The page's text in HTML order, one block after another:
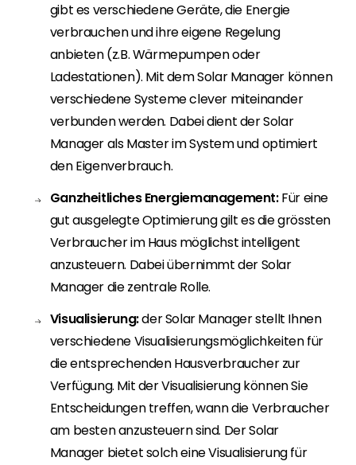
gibt es verschiedene Geräte, die Energie
verbrauchen und ihre eigene Regelung
anbieten (z.B. Wärmepumpen oder
Ladestationen). Mit dem Solar Manager können
verschiedene Systeme clever miteinander
verbunden werden. Dabei dient der Solar
Manager als Master im System und optimiert
den Eigenverbrauch.
Ganzheitliches Energiemanagement:Für eine
gut ausgelegte Optimierung gilt es die grössten
Verbraucher im Haus möglichst intelligent
anzusteuern. Dabei übernimmt der Solar
Manager die zentrale Rolle.
Visualisierung:der Solar Manager stellt Ihnen
verschiedene Visualisierungsmöglichkeiten für
die entsprechenden Hausverbraucher zur
Verfügung. Mit der Visualisierung können Sie
Entscheidungen treffen, wann die Verbraucher
am besten anzusteuern sind. Der Solar
Manager bietet solch eine Visualisierung für